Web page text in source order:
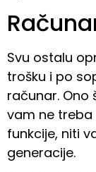
Svu ostalu
trošku i po
računar. Ono
vam ne
funkcije, niti
generacije.